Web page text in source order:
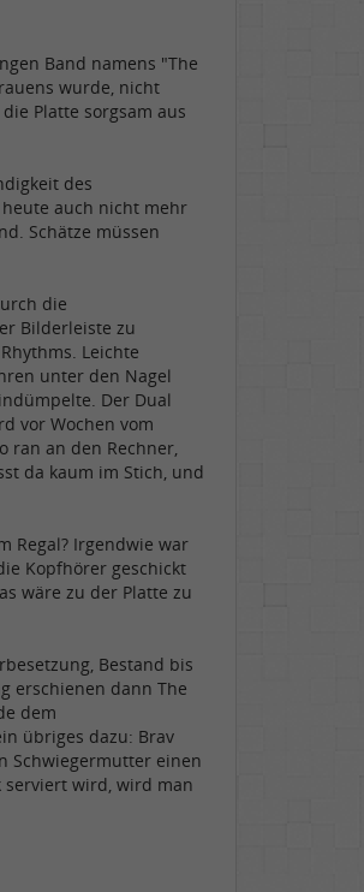
Band namens "The
wurde, nicht
Platte sorgsam aus
des
auch nicht mehr
Schätze müssen
die
Bilderleiste zu
Leichte
unter den Nagel
Der Dual
vor Wochen vom
ran an den Rechner,
da kaum im Stich, und
Regal? Irgendwie war
Kopfhörer geschickt
wäre zu der Platte zu
Bestand bis
erschienen dann The
dem
übriges dazu: Brav
Schwiegermutter einen
serviert wird, wird man